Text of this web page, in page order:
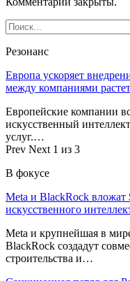
Резонанс
Европа ускоряет
между компаниями растет
Европейские компании
искусственный
услуг.…
Prev Next 1 из 3
В фокусе
Meta и BlackRock вложат
искусственного
Meta и крупнейшая в
BlackRock создадут
строительства и…